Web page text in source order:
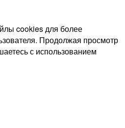
cookies для более
Продолжая просмотр
с использованием